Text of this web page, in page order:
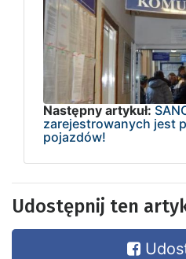
Następny artykuł:
zarejestrowanych jest
pojazdów!
Udostępnij ten